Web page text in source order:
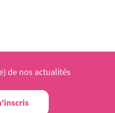
de nos actualités